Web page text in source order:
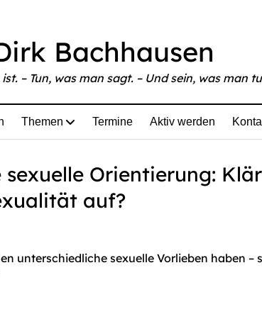
Bachhausen
– Tun, was man sagt. – Und sein, was man
Themen Termine Aktiv werden
sexuelle Orientierung:
auf?
unterschiedliche sexuelle Vorlieben haben –